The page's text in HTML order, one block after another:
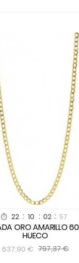
 22 : 10 : 02 : 55
 
ORO AMARILLO
HUECO
637,90 € 797,37 €